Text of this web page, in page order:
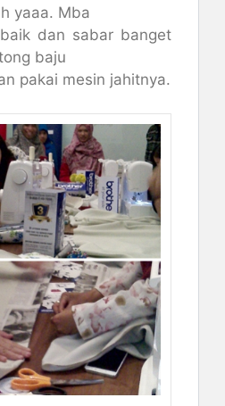
yaaa. Mba
dan sabar banget
baju
pakai mesin jahitnya.